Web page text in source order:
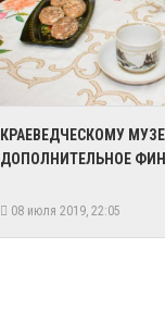
КРАЕВЕДЧЕСКОМУ
ДОПОЛНИТЕЛЬНОЕ
08 июля 2019, 22:05